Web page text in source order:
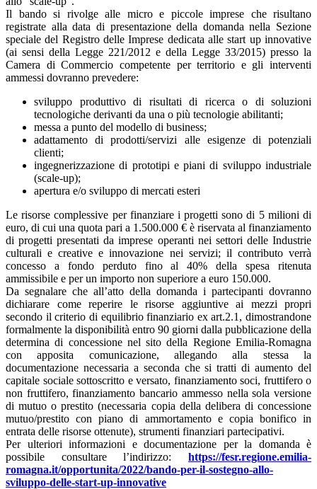
Il bando si rivolge alle micro e piccole imprese che risultano
registrate alla data di presentazione della domanda nella Sezione
speciale del Registro delle Imprese dedicata alle start up innovative
(ai sensi della Legge 221/2012 e della Legge 33/2015) presso la
Camera di Commercio competente per territorio e gli interventi
ammessi dovranno prevedere:
sviluppo produttivo di risultati di ricerca o di soluzioni
tecnologiche derivanti da una o più tecnologie abilitanti;
messa a punto del modello di business;
adattamento di prodotti/servizi alle esigenze di potenziali
clienti;
ingegnerizzazione di prototipi e piani di sviluppo industriale
(scale-up);
apertura e/o sviluppo di mercati esteri
Le risorse complessive per finanziare i progetti sono di 5 milioni di
euro, di cui una quota pari a 1.500.000 € è riservata al finanziamento
di progetti presentati da imprese operanti nei settori delle Industrie
culturali e creative e innovazione nei servizi; il contributo verrà
concesso a fondo perduto fino al 40% della spesa ritenuta
ammissibile e per un importo non superiore a euro 150.000.
Da segnalare che all’atto della domanda i partecipanti dovranno
dichiarare come reperire le risorse aggiuntive ai mezzi propri
secondo il criterio di equilibrio finanziario ex art.2.1, dimostrandone
formalmente la disponibilità entro 90 giorni dalla pubblicazione della
determina di concessione nel sito della Regione Emilia-Romagna
con apposita comunicazione, allegando alla stessa la
documentazione necessaria a seconda che si tratti di aumento del
capitale sociale sottoscritto e versato, finanziamento soci, fruttifero o
non fruttifero, finanziamento bancario ammesso nella sola versione
di mutuo o prestito (necessaria copia della delibera di concessione
mutuo/prestito con piano di ammortamento e copia bonifico in
entrata delle risorse ottenute), strumenti finanziari partecipativi.
Per ulteriori informazioni e documentazione per la domanda è
possibile consultare l’indirizzo: https://fesr.regione.emilia-
romagna.it/opportunita/2022/bando-per-il-sostegno-allo-
sviluppo-delle-start-up-innovative